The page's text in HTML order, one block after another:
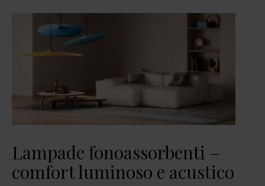
Lampade fonoassorbenti –
comfort luminoso e acustico